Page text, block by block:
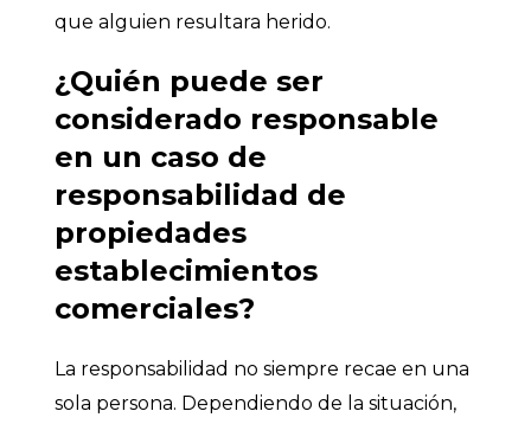
que alguien resultara herido.
¿Quién puede ser
considerado responsable
en un caso de
responsabilidad de
propiedades
establecimientos
comerciales?
La responsabilidad no siempre recae en una
sola persona. Dependiendo de la situación,